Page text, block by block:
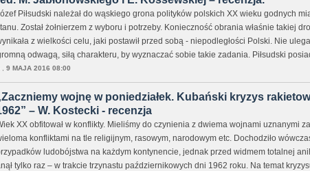
Piłsudski należał do wąskiego grona polityków polskich XX wieku godnych
Został żołnierzem z wyboru i potrzeby. Konieczność obrania właśnie takiej
z wielkości celu, jaki postawił przed sobą - niepodległości Polski. Nie
odwagą, siłą charakteru, by wyznaczać sobie takie zadania. Piłsudski
, 9 MAJA 2016 08:00
wojnę w poniedziałek. Kubański kryzys
– W. Kostecki - recenzja
XX obfitował w konflikty. Mieliśmy do czynienia z dwiema wojnami uznanymi
konfliktami na tle religijnym, rasowym, narodowym etc. Dochodziło
ludobójstwa na każdym kontynencie, jednak przed widmem totalnej
tylko raz – w trakcie trzynastu październikowych dni 1962 roku. Na temat